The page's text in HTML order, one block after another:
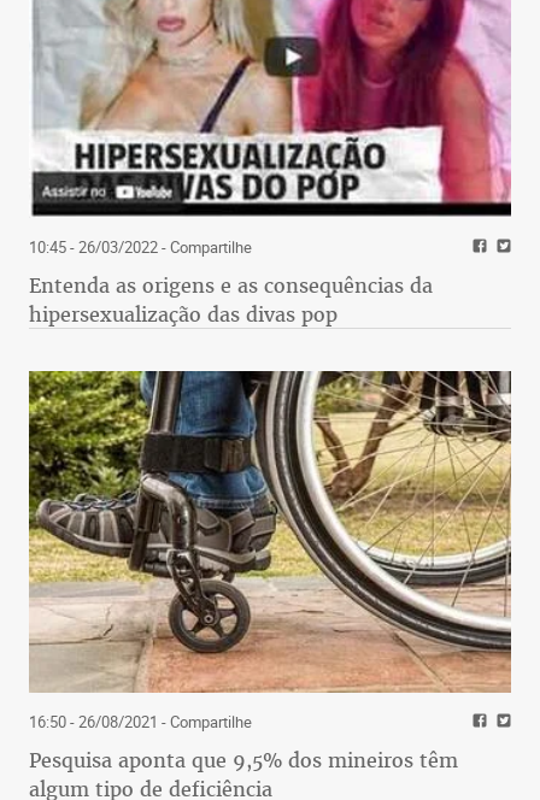
10:45 - 26/03/2022- Compartilhe
Entenda as origens e as consequências da
hipersexualização das divas pop
16:50 - 26/08/2021 - Compartilhe
Pesquisa aponta que 9,5% dos mineiros têm
algum tipo de deficiência